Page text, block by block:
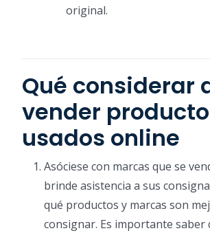
original.
Qué considerar
vender
usados online
Asóciese con marcas que se
brinde asistencia a sus
qué productos y marcas son
consignar. Es importante saber